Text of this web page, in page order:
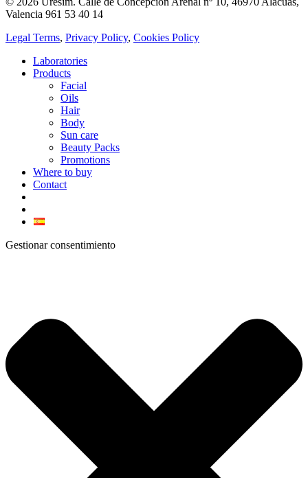
Valencia 961 53 40 14
Legal Terms, Privacy Policy, Cookies Policy
Laboratories
Products
Facial
Oils
Hair
Body
Sun care
Beauty Packs
Promotions
Where to buy
Contact
Gestionar consentimiento